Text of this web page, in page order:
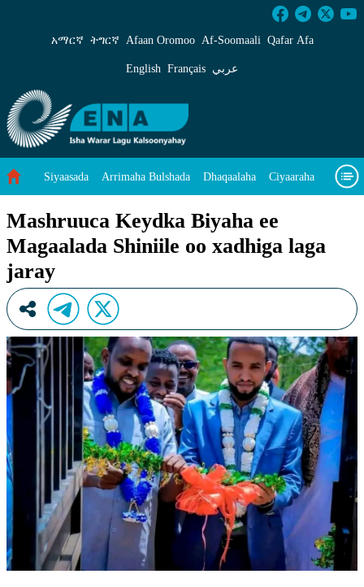
Mashruuca Keydka Biyaha ee Magaalada
አማርኛ ትግርኛ Afaan Oromoo Af‑Soomaali Qafar Afa
English Français عربي
Siyaasada Arrimaha Bulshada Dhaqaalaha Ciyaaraha
Wararka Caalamka Qodobada Tilmaamaha Muuqaalo
Mashruuca Keydka Biyaha ee
Magaalada Shiniile oo xadhiga laga
jaray